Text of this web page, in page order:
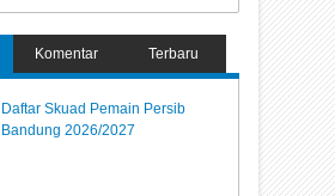
Komentar Terbaru
Daftar Skuad Pemain Persib
Bandung 2026/2027